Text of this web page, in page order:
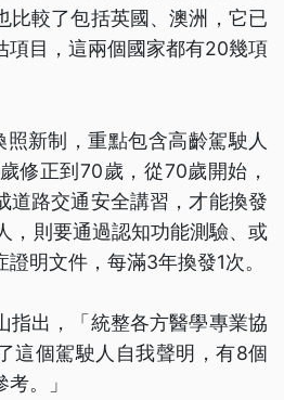
比較了包括英國、澳洲，它已
項目，這兩個國家都有20幾項
新制，重點包含高齡駕駛人
修正到70歲，從70歲開始，
道路交通安全講習，才能換發
，則要通過認知功能測驗、或
明文件，每滿3年換發1次。
指出，「統整各方醫學專業協
這個駕駛人自我聲明，有8個
。」